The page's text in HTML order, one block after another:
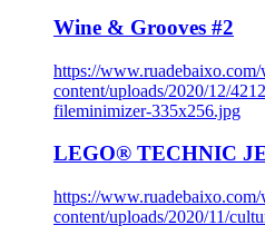
Wine & Grooves #2
https://
content/uploads/2020/12/
fileminimizer-335x256.jpg
LEGO® TECHNIC
https://
content/uploads/2020/11/